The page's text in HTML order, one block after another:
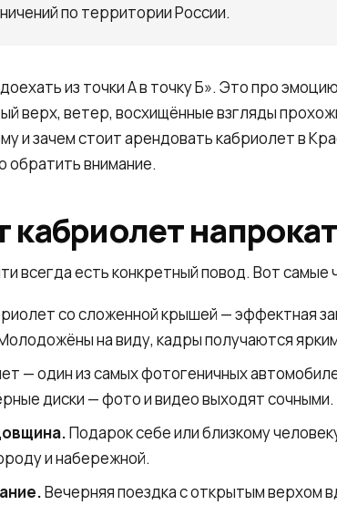
по территории России.
из точки А в точку Б». Это про
верх, ветер, восхищённые взгляды
и зачем стоит арендовать кабриолет в
обратить внимание.
кабриолет напрокат
всегда есть конкретный повод. Вот самые
со сложенной крышей — эффектная
на виду, кадры получаются
— один из самых фотогеничных
диски — фото и видео выходят сочными.
Подарок себе или близкому
и набережной.
Вечерняя поездка с открытым верхом